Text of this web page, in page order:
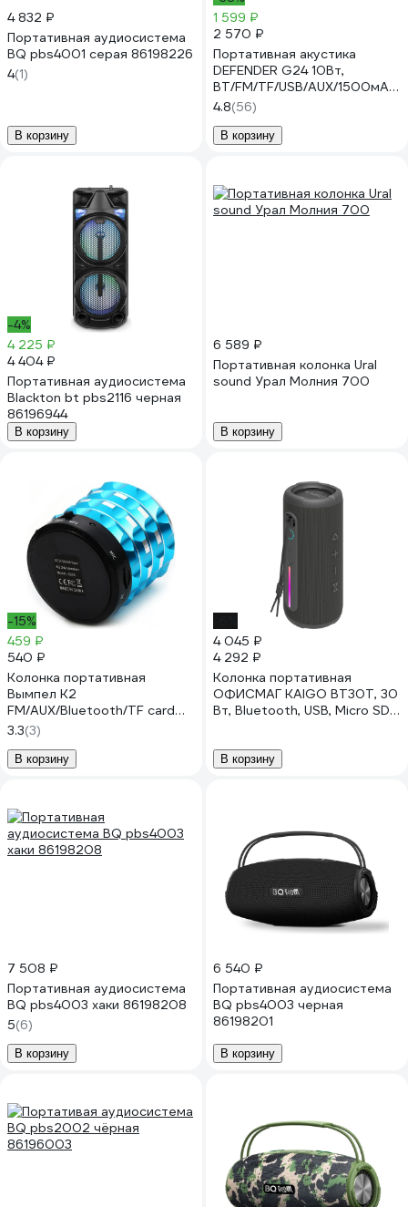
4 832 ₽
Портативная аудиосистема
BQ pbs4001 серая 86198226
4(1)
В корзину
1 599 ₽
2 570 ₽
Портативная акустика
DEFENDER G24 10Вт,
BT/FM/TF/USB/AUX/1500мАч
65124
4.8(56)
В корзину
-4%
4 225 ₽
4 404 ₽
Портативная аудиосистема
Blackton bt pbs2116 черная
86196944
В корзину
6 589 ₽
Портативная колонка Ural
sound Урал Молния 700
В корзину
-15%
459 ₽
540 ₽
Колонка портативная
Вымпел K2
FM/AUX/Bluetooth/TF card
4075
3.3(3)
В корзину
4 045 ₽
4 292 ₽
Колонка портативная
ОФИСМАГ KAIGO BT30T, 30
Вт, Bluetooth, USB, Micro SD,
В корзину
7 508 ₽
Портативная аудиосистема
BQ pbs4003 хаки 86198208
5(6)
В корзину
6 540 ₽
Портативная аудиосистема
BQ pbs4003 черная
86198201
В корзину